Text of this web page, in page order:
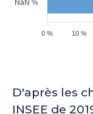
NaN %
10 %
0 %
D'après les
INSEE de